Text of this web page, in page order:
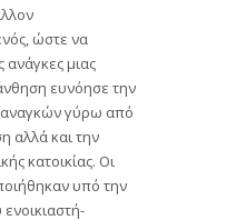
ώστε να
ανάγκες μιας
ευνόησε την
γύρω από
αλλά και την
κατοικίας. Οι
υπό την